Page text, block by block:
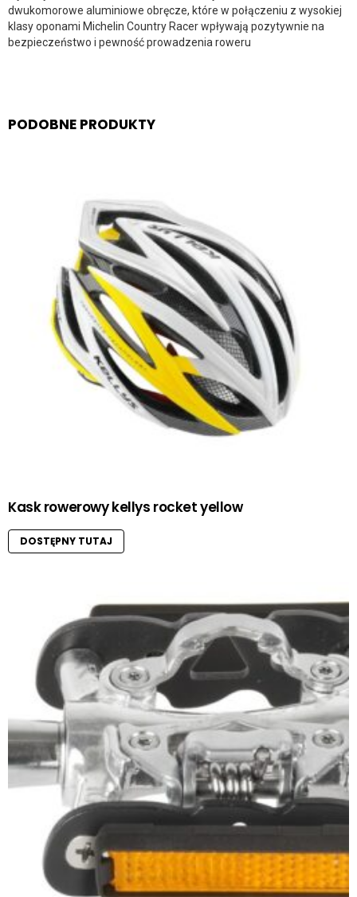
dwukomorowe aluminiowe obręcze, które w połączeniu z wysokiej
klasy oponami Michelin Country Racer wpływają pozytywnie na
bezpieczeństwo i pewność prowadzenia roweru
PODOBNE PRODUKTY
Kask rowerowy kellys rocket yellow
DOSTĘPNY TUTAJ